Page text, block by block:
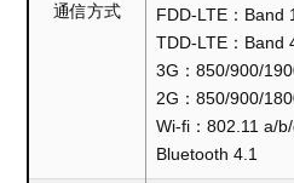
通信方式
FDD-LTE：Band
TDD-LTE：Band
3G：850/900/
2G：850/900/
Wi-fi：802.11 a/
Bluetooth 4.1